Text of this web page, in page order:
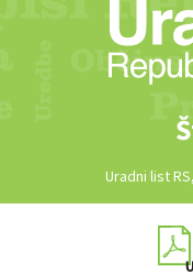
Uradni list